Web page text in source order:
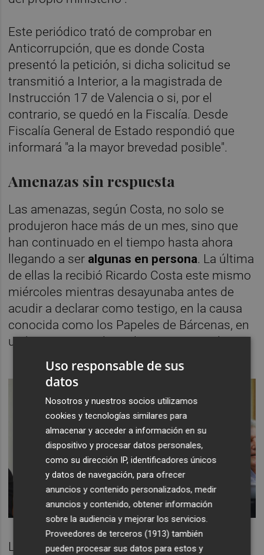
Este periódico trató de comprobar en
Anticorrupción, que es donde Costa
presentó la petición, si dicha solicitud se
transmitió a Interior, a la magistrada de
Instrucción 17 de Valencia o si, por el
contrario, se quedó en la Fiscalía. Desde
Fiscalía General de Estado respondió que
informará "a la mayor brevedad posible".
Amenazas sin respuesta
Las amenazas, según Costa, no solo se
produjeron hace más de un mes, sino que
han continuado en el tiempo hasta ahora
llegando a ser algunas en persona. La última
de ellas la recibió Ricardo Costa este mismo
miércoles mientras desayunaba antes de
acudir a declarar como testigo, en la causa
conocida como los Papeles de Bárcenas, en
un bar cercano a la Audiencia Nacional.
La cara de Ricardo Costa a su llegada al
Uso responsable de sus
datos
Nosotros y nuestros socios utilizamos
cookies y tecnologías similares para
almacenar y acceder a información en su
dispositivo y procesar datos personales,
como su dirección IP, identificadores únicos
y datos de navegación, para ofrecer
anuncios y contenido personalizados, medir
anuncios y contenido, obtener información
sobre la audiencia y mejorar los servicios.
Proveedores de terceros (1913) también
pueden procesar sus datos para estos y